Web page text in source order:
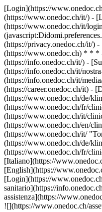
[Login](https://
(https://www.onedoc.ch/it/) -
(https://www.onedoc.ch/it/
(https://privacy.onedoc.ch/it/) -
(https://www.onedoc.ch) * * *
(https://info.onedoc.ch/it/) -
(https://info.onedoc.ch/it/
(https://info.onedoc.ch/it/
(https://career.onedoc.ch/it) -
(https://www.onedoc.ch/de/
(https://www.onedoc.ch/fr/
(https://www.onedoc.ch/it/
(https://www.onedoc.ch/en/
(https://www.onedoc.ch/it/
(https://www.onedoc.ch/de/
(https://www.onedoc.ch/fr/
[Italiano](https://
[English](https://
[Login](https://
sanitario](https://
assistenza](https://
![](https://www.onedoc.ch/